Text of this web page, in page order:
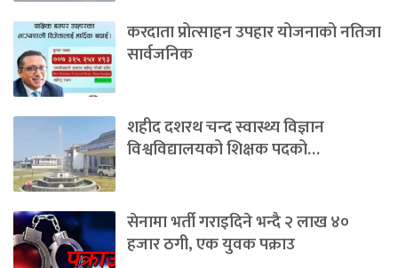
करदाता प्रोत्साहन उपहार योजनाको नतिजा
सार्वजनिक
शहीद दशरथ चन्द स्वास्थ्य विज्ञान
विश्वविद्यालयको शिक्षक पदको…
सेनामा भर्ती गराइदिने भन्दै २ लाख ४०
हजार ठगी, एक युवक पक्राउ